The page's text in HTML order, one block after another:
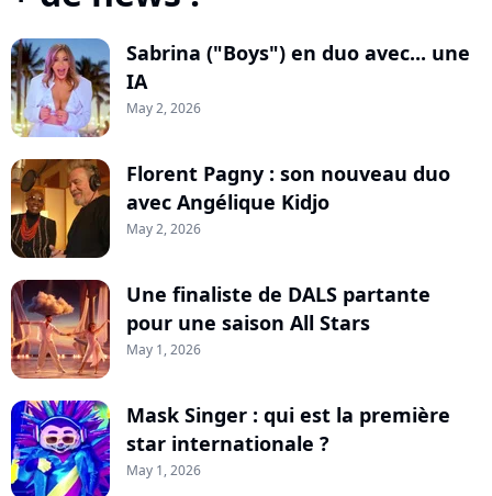
Sabrina ("Boys") en duo avec... une
IA
May 2, 2026
Florent Pagny : son nouveau duo
avec Angélique Kidjo
May 2, 2026
Une finaliste de DALS partante
pour une saison All Stars
May 1, 2026
Mask Singer : qui est la première
star internationale ?
May 1, 2026